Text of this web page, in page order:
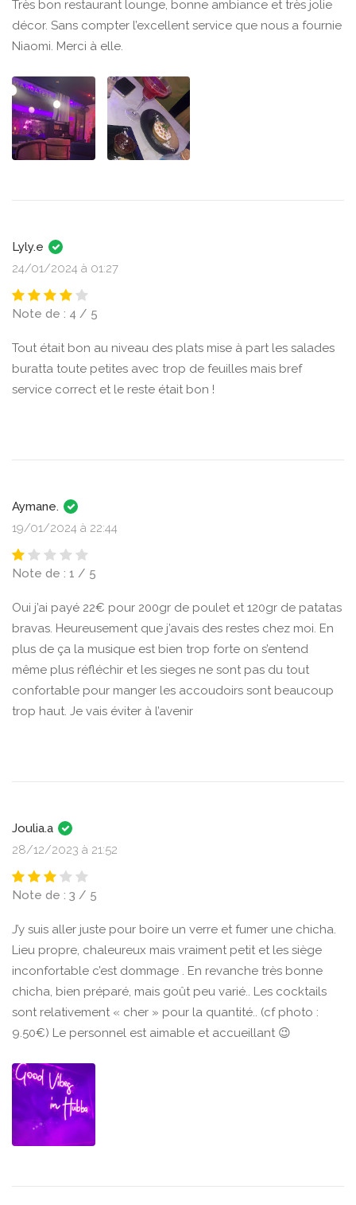
Très bon restaurant lounge, bonne ambiance et très jolie
décor. Sans compter l’excellent service que nous a fournie
Niaomi. Merci à elle.
Lyly.e
24/01/2024 à 01:27
Note de : 4 / 5
Tout était bon au niveau des plats mise à part les salades
buratta toute petites avec trop de feuilles mais bref
service correct et le reste était bon !
Aymane.
19/01/2024 à 22:44
Note de : 1 / 5
Oui j’ai payé 22€ pour 200gr de poulet et 120gr de patatas
bravas. Heureusement que j’avais des restes chez moi. En
plus de ça la musique est bien trop forte on s’entend
même plus réfléchir et les sieges ne sont pas du tout
confortable pour manger les accoudoirs sont beaucoup
trop haut. Je vais éviter à l’avenir
Joulia.a
28/12/2023 à 21:52
Note de : 3 / 5
J’y suis aller juste pour boire un verre et fumer une chicha.
Lieu propre, chaleureux mais vraiment petit et les siège
inconfortable c’est dommage . En revanche très bonne
chicha, bien préparé, mais goût peu varié.. Les cocktails
sont relativement « cher » pour la quantité.. (cf photo :
9.50€) Le personnel est aimable et accueillant 😉